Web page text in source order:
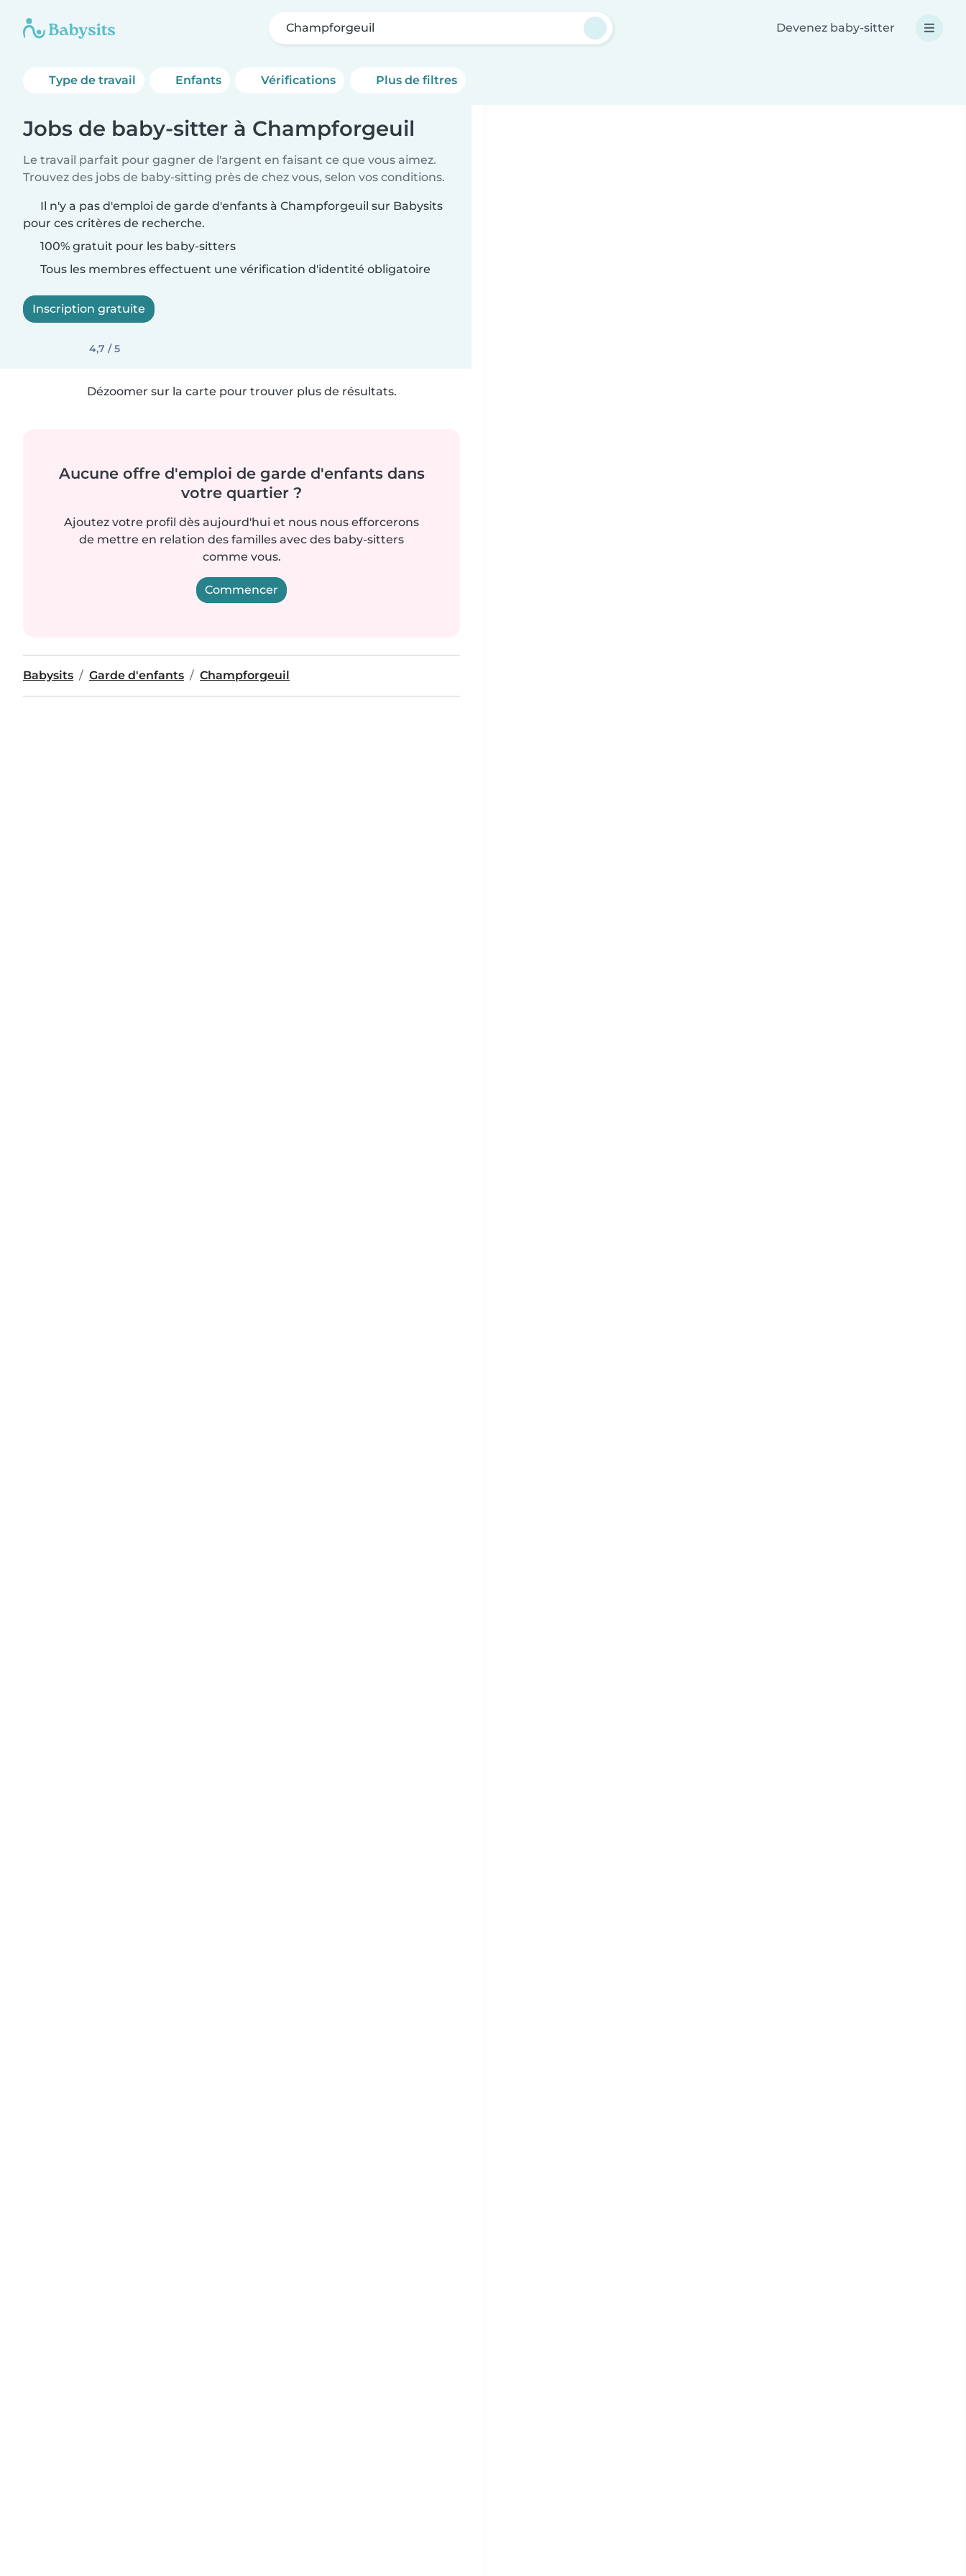
Champforgeuil Devenez baby-sitter
Type de travail Enfants Vérifications Plus de filtres
Jobs de baby-sitter à Champforgeuil
Le travail parfait pour gagner de l'argent en faisant ce que vous aimez.
Trouvez des jobs de baby-sitting près de chez vous, selon vos conditions.
Il n'y a pas d'emploi de garde d'enfants à Champforgeuil sur Babysits
pour ces critères de recherche.
100% gratuit pour les baby-sitters
Tous les membres effectuent une vérification d'identité obligatoire
Inscription gratuite
4,7 / 5
Dézoomer sur la carte pour trouver plus de résultats.
Aucune offre d'emploi de garde d'enfants dans
votre quartier ?
Ajoutez votre profil dès aujourd'hui et nous nous efforcerons
de mettre en relation des familles avec des baby-sitters
comme vous.
Commencer
Babysits Garde d'enfants Champforgeuil